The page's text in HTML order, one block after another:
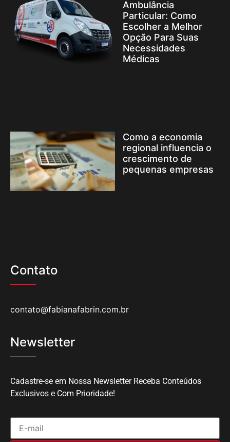
Ambulância
Particular: Como
Escolher a Melhor
Opção Para Suas
Necessidades
Médicas
Como a economia
regional influencia o
crescimento de
pequenas empresas
Contato
contato@fabianafabrin.com.br
Newsletter
Cadastre-se em Nossa Newsletter Receba Conteúdos
Exclusivos e Com Prioridade!